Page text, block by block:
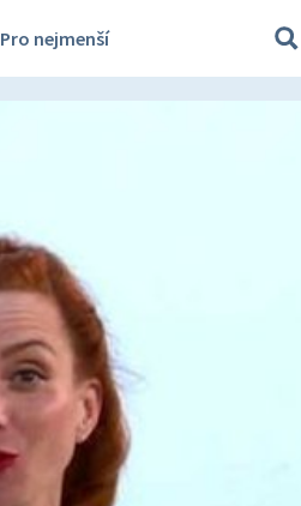
Pro nejmenší